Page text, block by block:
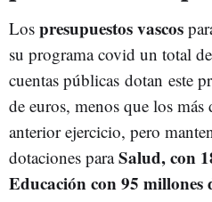
Los presupuestos vascos
su programa covid un total
cuentas públicas dotan este
de euros, menos que los
anterior ejercicio, pero
dotaciones paraSalud, con
Educación con 95 millones